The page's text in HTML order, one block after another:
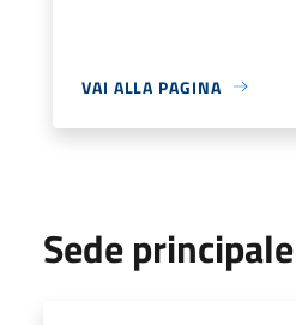
VAI ALLA PAGINA
Sede principale